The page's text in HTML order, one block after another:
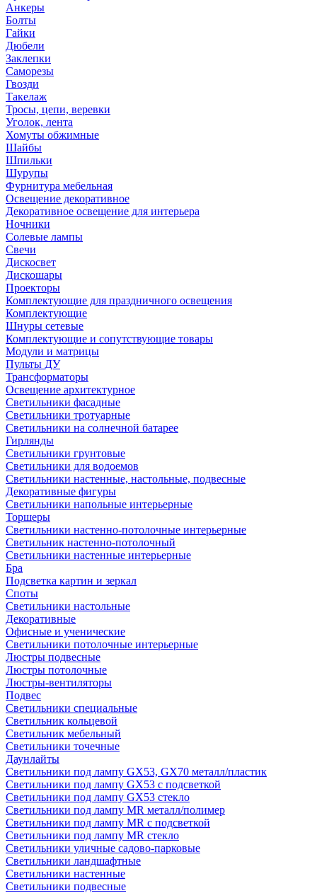
Анкеры
Болты
Гайки
Дюбели
Заклепки
Саморезы
Гвозди
Такелаж
Тросы, цепи, веревки
Уголок, лента
Хомуты обжимные
Шайбы
Шпильки
Шурупы
Фурнитура мебельная
Освещение декоративное
Декоративное освещение для интерьера
Ночники
Солевые лампы
Свечи
Дискосвет
Дискошары
Проекторы
Комплектующие для праздничного освещения
Комплектующие
Шнуры сетевые
Комплектующие и сопутствующие товары
Модули и матрицы
Пульты ДУ
Трансформаторы
Освещение архитектурное
Светильники фасадные
Светильники тротуарные
Светильники на солнечной батарее
Гирлянды
Светильники грунтовые
Светильники для водоемов
Светильники настенные, настольные, подвесные
Декоративные фигуры
Светильники напольные интерьерные
Торшеры
Светильники настенно-потолочные интерьерные
Светильник настенно-потолочный
Светильники настенные интерьерные
Бра
Подсветка картин и зеркал
Споты
Светильники настольные
Декоративные
Офисные и ученические
Светильники потолочные интерьерные
Люстры подвесные
Люстры потолочные
Люстры-вентиляторы
Подвес
Светильники специальные
Светильник кольцевой
Светильник мебельный
Светильники точечные
Даунлайты
Светильники под лампу GX53, GX70 металл/пластик
Светильники под лампу GX53 с подсветкой
Светильники под лампу GX53 стекло
Светильники под лампу MR металл/полимер
Светильники под лампу MR с подсветкой
Светильники под лампу MR стекло
Светильники уличные садово-парковые
Светильники ландшафтные
Светильники настенные
Светильники подвесные